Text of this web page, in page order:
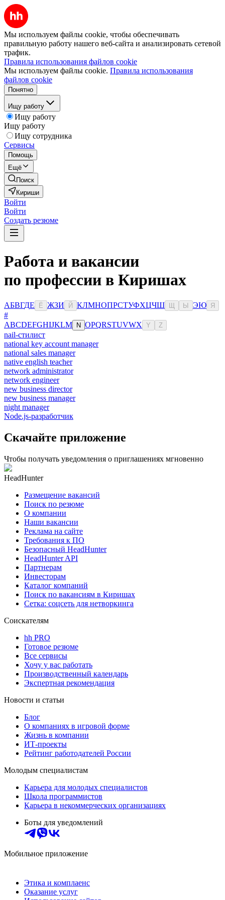
Мы используем файлы cookie, чтобы обеспечивать
правильную работу нашего веб-сайта и анализировать сетевой
трафик.
Правила использования файлов cookie
Мы используем файлы cookie. Правила использования
файлов cookie
Понятно
Ищу работу
Ищу работу
Ищу работу
Ищу сотрудника
Сервисы
Помощь
Ещё
Поиск
Кириши
Войти
Войти
Создать резюме
Работа и вакансии
по профессии в Киришах
АБВГДЕ Ё ЖЗИ Й КЛМНОПРСТУФХЦЧШ Ы ЭЮ Я
#
ABCDEFGHIJKLM N OPQRSTUVWX Y Z
nail-стилист
national key account manager
national sales manager
native english teacher
network administrator
network engineer
new business director
new business manager
night manager
Node.js-разработчик
Скачайте приложение
Чтобы получать уведомления о приглашениях мгновенно
HeadHunter
Размещение вакансий
Поиск по резюме
О компании
Наши вакансии
Реклама на сайте
Требования к ПО
Безопасный HeadHunter
HeadHunter API
Партнерам
Инвесторам
Каталог компаний
Поиск по вакансиям в Киришах
Сетка: соцсеть для нетворкинга
Соискателям
hh PRO
Готовое резюме
Все сервисы
Хочу у вас работать
Производственный календарь
Экспертная рекомендация
Новости и статьи
Блог
О компаниях в игровой форме
Жизнь в компании
ИТ-проекты
Рейтинг работодателей России
Молодым специалистам
Карьера для молодых специалистов
Школа программистов
Карьера в некоммерческих организациях
Боты для уведомлений
Мобильное приложение
Этика и комплаенс
Оказание услуг